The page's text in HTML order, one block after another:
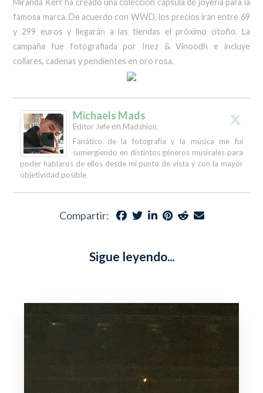
Miranda Kerr ha creado una colección capsula de joyería para la
famosa marca. De acuerdo con WWD, los precios irán entre 69
y 299 euros y llegarán a las tiendas el próximo otoño. La
campaña fue fotografiada por Inez & Vinoodh e incluye
collares, cadenas y pendientes en oro rosa.
Michaels Mads
Editor Jefe en Madshion
Fanático de la fotografía y la música me fui
sumergiendo en distintos géneros musicales para
poder hablaros de ellos desde mi punto de vista y con la mayor
objetividad posible
Compartir:
Sigue leyendo...